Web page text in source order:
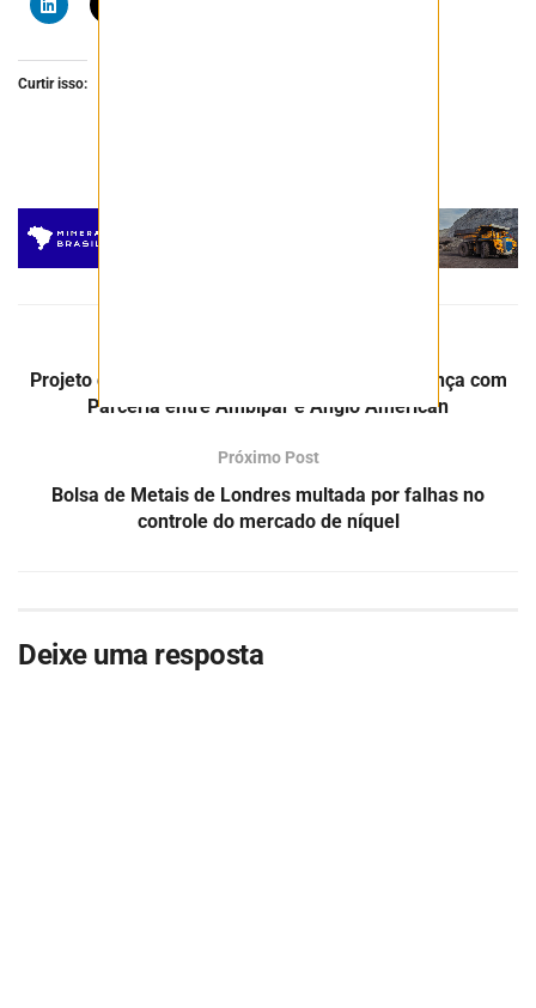
Curtir isso:
Projeto de Reúso de Água no Porto do Açu Avança com
Parceria entre Ambipar e Anglo American
Próximo Post
Bolsa de Metais de Londres multada por falhas no
controle do mercado de níquel
Deixe uma resposta